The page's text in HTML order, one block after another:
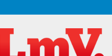
LäkemedelsVärlden